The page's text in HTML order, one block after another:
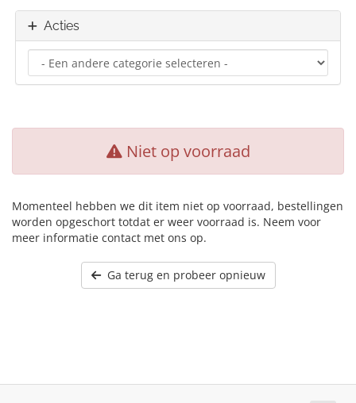
Acties
Niet op voorraad
Momenteel hebben we dit item niet op voorraad, bestellingen
worden opgeschort totdat er weer voorraad is. Neem voor
meer informatie contact met ons op.
Ga terug en probeer opnieuw